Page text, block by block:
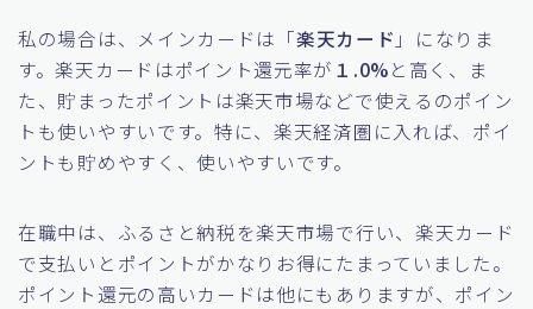
私の場合は、メインカードは「楽天カード 」になりま
す。楽天カードはポイント還元率が １.0%と高く、ま
た、貯まったポイントは楽天市場などで使えるのポイン
トも使いやすいです。特に、楽天経済圏に入れば、ポイ
ントも貯めやすく、使いやすいです。
在職中は、ふるさと納税を楽天市場で行い、楽天カード
で支払いとポイントがかなりお得にたまっていました。
ポイント還元の高いカードは他にもありますが、ポイン